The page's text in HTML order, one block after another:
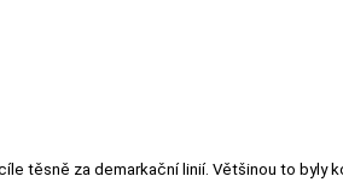
těsně za demarkační linií. Většinou to byly